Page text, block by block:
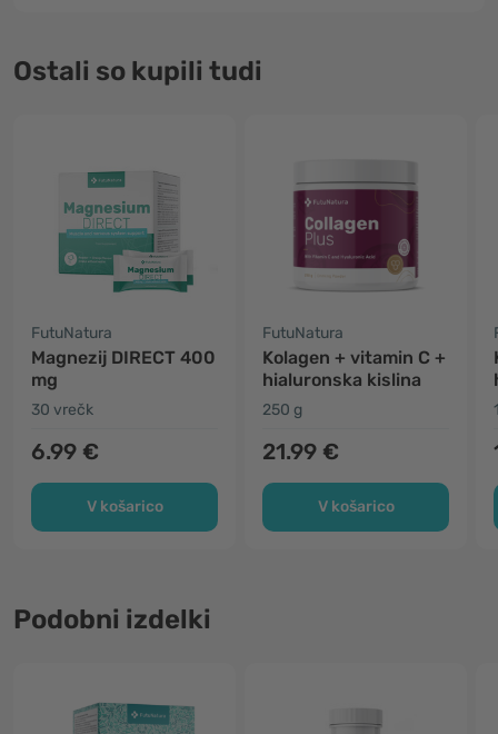
Ostali so kupili tudi
FutuNatura
Magnezij DIRECT 400
mg
30 vrečk
6.99 €
V košarico
FutuNatura
Kolagen + vitamin C +
hialuronska kislina
250 g
21.99 €
V košarico
Podobni izdelki